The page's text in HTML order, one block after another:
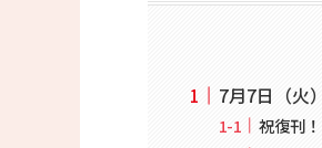
7月7日（火
祝復刊